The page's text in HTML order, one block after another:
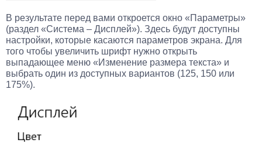
В результате перед вами откроется окно «Параметры»
(раздел «Система – Дисплей»). Здесь будут доступны
настройки, которые касаются параметров экрана. Для
того чтобы увеличить шрифт нужно открыть
выпадающее меню «Изменение размера текста» и
выбрать один из доступных вариантов (125, 150 или
175%).